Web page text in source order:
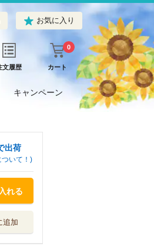
お気に入り
文履歴 カート
0
キャンペーン
出荷
いて！)
れる
追加